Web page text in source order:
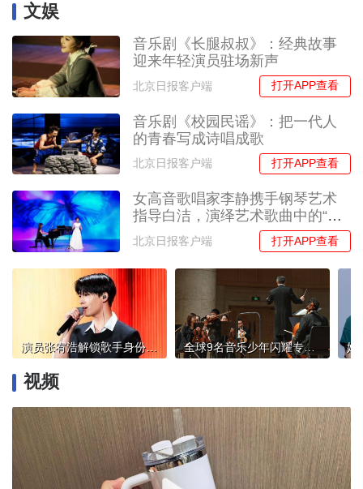
文娱
音乐剧《长腿叔叔》：经典故事
迎来年轻演员驻场新声
北京日报客户端 打开APP查看
音乐剧《校园民谣》：把一代人
的青春写成诗唱成歌
北京日报客户端 打开APP查看
女高音歌唱家李静携手钢琴艺术
指导白洁，演绎艺术歌曲中的“她
之声”
北京日报客户端 打开APP查看
演员张宥浩解锁歌手身份，首张个人音乐作品即将发行 全球9名音乐少年闪耀专业舞台，北交上演《未来的希望》儿童节特别音乐会
视频